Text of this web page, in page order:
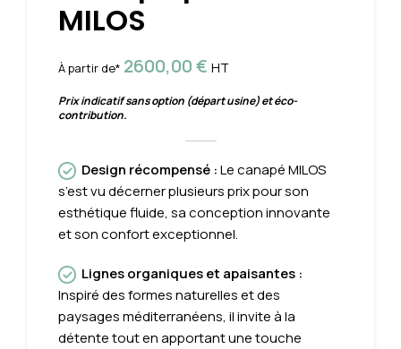
MILOS
À partir de* 2600,00€ HT
Prix indicatif sans option (départ usine) et éco-
contribution.
Design récompensé :LecanapéMILOS
s’estvudécernerplusieursprixpourson
esthétiquefluide, saconceptioninnovante
etsonconfortexceptionnel.
Lignes organiques et apaisantes :
Inspiré des formes naturelles et des
paysages méditerranéens, il invite à la
détente tout en apportant une touche